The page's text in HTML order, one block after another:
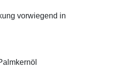
vorwiegend in